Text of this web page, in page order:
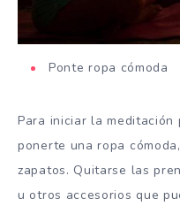
Ponte ropa cómoda
Para iniciar la
ponerte una ropa
zapatos. Quitarse las
u otros accesorios que